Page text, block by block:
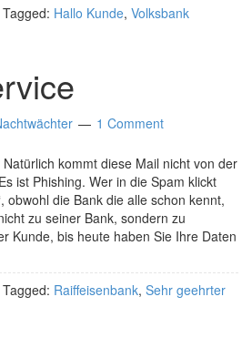
Tagged: Hallo Kunde, Volksbank
1 Comment
kommt diese Mail nicht von der
ist Phishing. Wer in die Spam klickt
obwohl die Bank die alle schon kennt,
zu seiner Bank, sondern zu
Kunde, bis heute haben Sie Ihre Daten
Tagged: Raiffeisenbank, Sehr geehrter